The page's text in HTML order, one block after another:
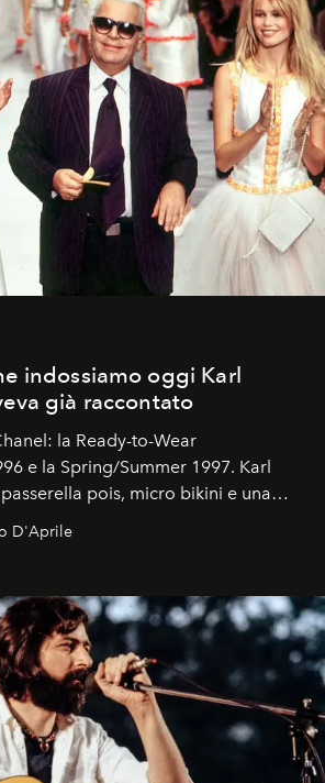
indossiamo oggi Karl
già raccontato
la Ready-to-Wear
e la Spring/Summer 1997. Karl
pois, micro bikini e una
una dietro l'altra. Trent'anni dopo,
più contemporanei che abbiamo.
D'Aprile